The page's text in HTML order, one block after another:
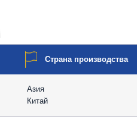
Страна производства
Азия
Китай